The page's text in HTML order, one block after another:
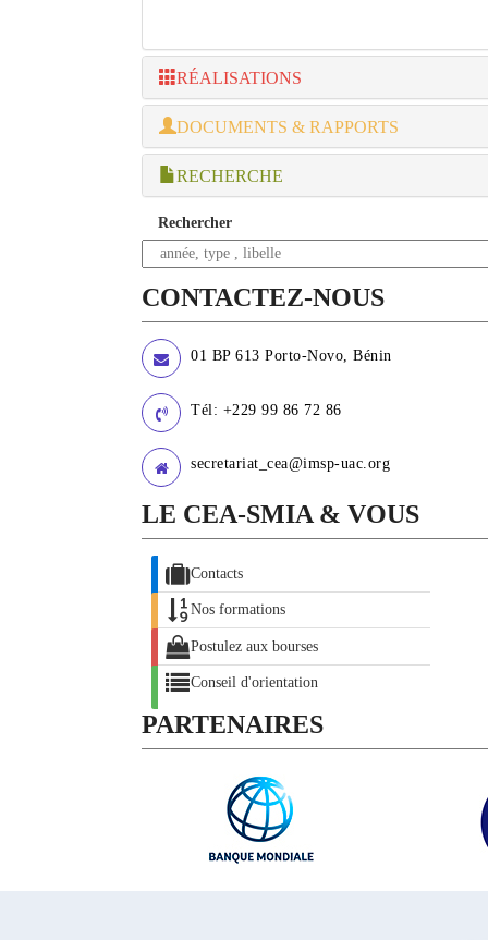
RÉALISATIONS
DOCUMENTS & RAPPORTS
RECHERCHE
Rechercher
CONTACTEZ-NOUS
01 BP 613 Porto-Novo, Bénin
Tél: +229 99 86 72 86
secretariat_cea@imsp-uac.org
LE CEA-SMIA & VOUS
Contacts
Nos formations
Postulez aux bourses
Conseil d'orientation
PARTENAIRES